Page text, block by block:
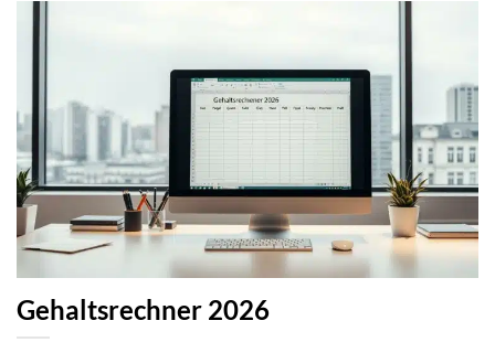
Gehaltsrechner 2026